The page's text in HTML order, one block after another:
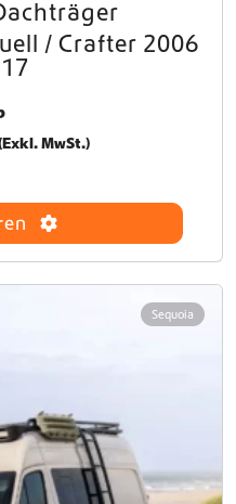
/ Crafter 2006
MwSt.)
Sequoia